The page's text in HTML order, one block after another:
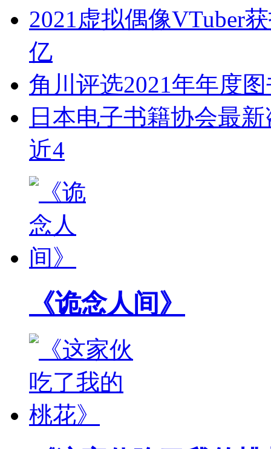
2021虚拟偶像VTuber
亿
角川评选2021年年度
日本电子书籍协会最
近4
《诡念人间》